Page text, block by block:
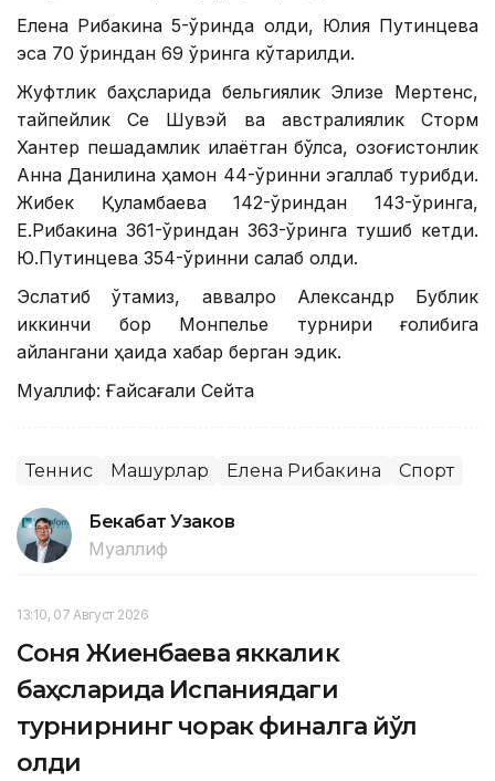
Елена Рибакина 5-ўринда қолди, Юлия Путинцева
эса 70 ўриндан 69 ўринга кўтарилди.
Жуфтлик баҳсларида бельгиялик Элизе Мертенс,
тайпейлик Се Шувэй ва австралиялик Сторм
Хантер пешқадамлик қилаётган бўлса, қозоғистонлик
Анна Данилина ҳамон 44-ўринни эгаллаб турибди.
Жибек Қуламбаева 142-ўриндан 143-ўринга,
Е.Рибакина 361-ўриндан 363-ўринга тушиб кетди.
Ю.Путинцева 354-ўринни сақлаб қолди.
Эслатиб ўтамиз, аввалроқ Александр Бублик
иккинчи бор Монпелье турнири ғолибига
айлангани ҳақида хабар берган эдик.
Муаллиф: Ғайсағали Сейтақ
Теннис Машҳурлар Елена Рибакина Спорт
Бекабат Узаков
Муаллиф
13:10, 07 Август 2026
Соня Жиенбаева яккалик
баҳсларида Испаниядаги
турнирнинг чорак финалга йўл
олди